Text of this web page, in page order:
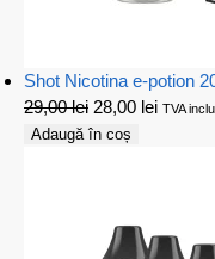
Shot Nicotina e-potion
29,00lei 28,00 lei TVA
Adaugă în coș